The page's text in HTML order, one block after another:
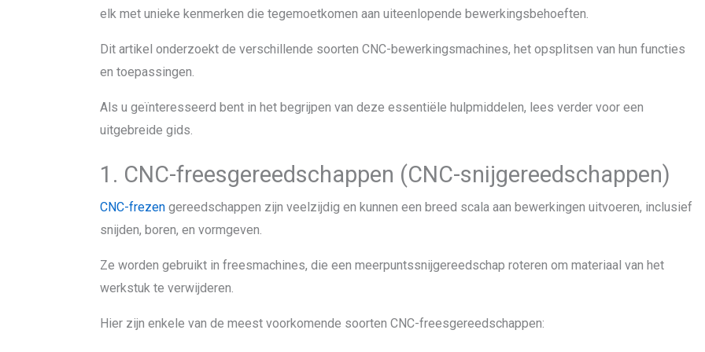
elk met unieke kenmerken die tegemoetkomen aan uiteenlopende bewerkingsbehoeften.
Dit artikel onderzoekt de verschillende soorten CNC-bewerkingsmachines, het opsplitsen van hun functies
en toepassingen.
Als u geïnteresseerd bent in het begrijpen van deze essentiële hulpmiddelen, lees verder voor een
uitgebreide gids.
1. CNC-freesgereedschappen (CNC-snijgereedschappen)
CNC-frezengereedschappen zijn veelzijdig en kunnen een breed scala aan bewerkingen uitvoeren, inclusief
snijden, boren, en vormgeven.
Ze worden gebruikt in freesmachines, die een meerpuntssnijgereedschap roteren om materiaal van het
werkstuk te verwijderen.
Hier zijn enkele van de meest voorkomende soorten CNC-freesgereedschappen: